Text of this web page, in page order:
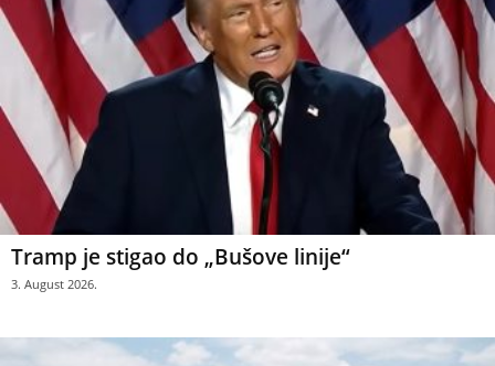
Tramp je stigao do „Bušove linije“
3. August 2026.